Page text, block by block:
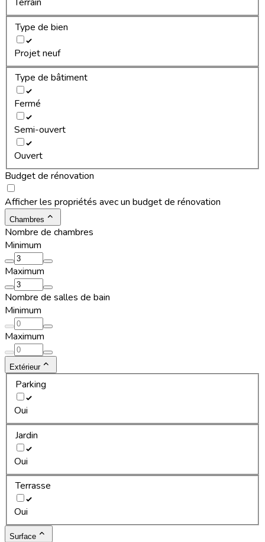
Type de bien
Projet neuf
Type de bâtiment
Fermé
Semi-ouvert
Ouvert
Budget de rénovation
Afficher les propriétés avec un budget de rénovation
Chambres
Nombre de chambres
Minimum
Maximum
Nombre de salles de bain
Minimum
Maximum
Extérieur
Parking
Oui
Jardin
Oui
Terrasse
Oui
Surface